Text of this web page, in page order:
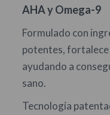
AHA y Omega-9
Formulado con
potentes, fortalece
ayudando a
sano.
Tecnología